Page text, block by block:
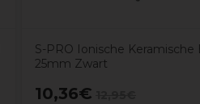
S-PRO Ionische Keramische
25mm Zwart
10,36€